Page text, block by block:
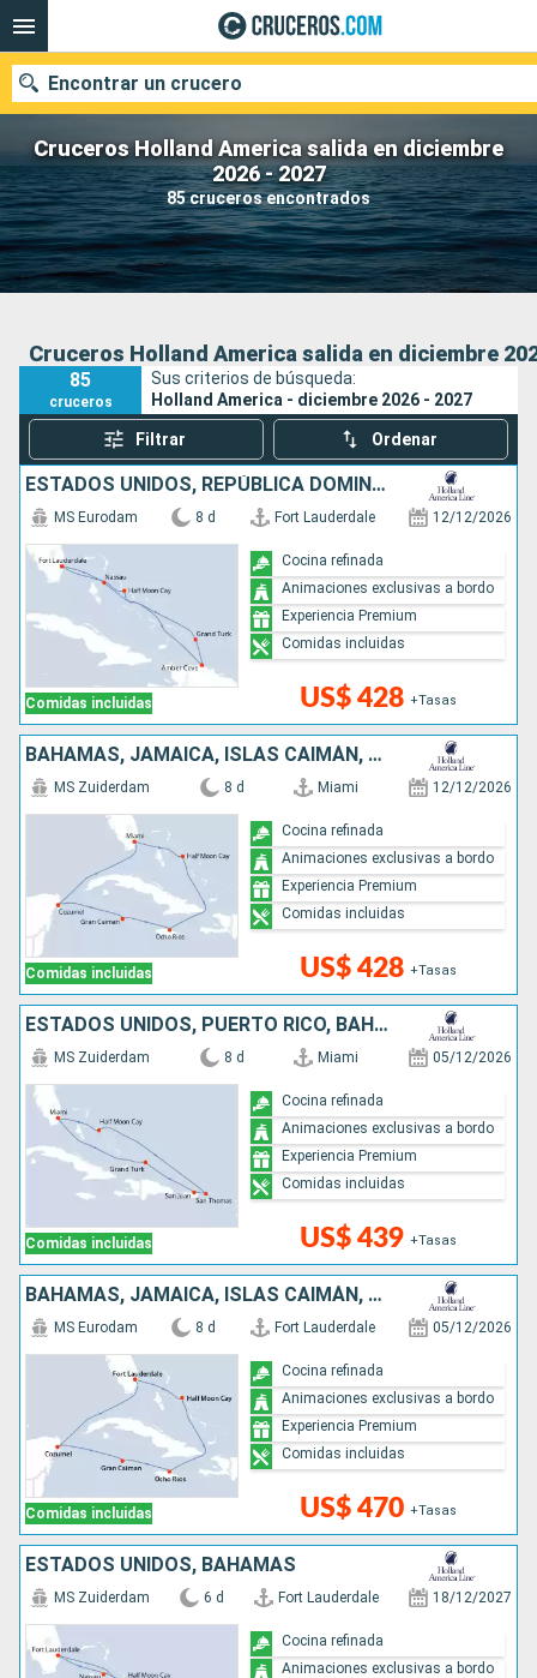
Cruceros Holland America salida en diciembre
2026 - 2027
85 cruceros encontrados
Encontrar un crucero
Nuestros destinos
Fecha de salida
Buscar
Cruceros Holland America salida en diciembre
85
cruceros
Sus criterios de búsqueda:
Holland America - diciembre 2026 - 2027
Filtrar Ordenar
ESTADOS UNIDOS, REPÚBLICA DOMINICANA, BAHAMAS
Comidas incluidas
MS Eurodam 8 d Fort Lauderdale 12/12/2026
US$ 428 +Tasas
Cocina refinada
Animaciones exclusivas a bordo
Experiencia Premium
Comidas incluidas
BAHAMAS, JAMAICA, ISLAS CAIMÁN, MÉXICO, ESTADOS UNIDOS
Comidas incluidas
MS Zuiderdam 8 d Miami 12/12/2026
US$ 428 +Tasas
Cocina refinada
Animaciones exclusivas a bordo
Experiencia Premium
Comidas incluidas
ESTADOS UNIDOS, PUERTO RICO, BAHAMAS
Comidas incluidas
MS Zuiderdam 8 d Miami 05/12/2026
US$ 439 +Tasas
Cocina refinada
Animaciones exclusivas a bordo
Experiencia Premium
Comidas incluidas
BAHAMAS, JAMAICA, ISLAS CAIMÁN, MÉXICO, ESTADOS UNIDOS
Comidas incluidas
MS Eurodam 8 d Fort Lauderdale 05/12/2026
US$ 470 +Tasas
Cocina refinada
Animaciones exclusivas a bordo
Experiencia Premium
Comidas incluidas
ESTADOS UNIDOS, BAHAMAS
MS Zuiderdam 6 d Fort Lauderdale 18/12/2027
Cocina refinada
Animaciones exclusivas a bordo